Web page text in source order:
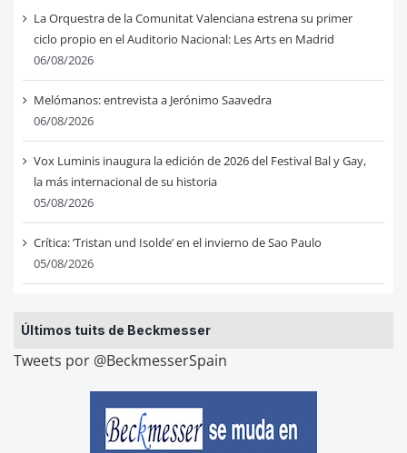
La Orquestra de la Comunitat Valenciana estrena su primer
ciclo propio en el Auditorio Nacional: Les Arts en Madrid
06/08/2026
Melómanos: entrevista a Jerónimo Saavedra
06/08/2026
Vox Luminis inaugura la edición de 2026 del Festival Bal y Gay,
la más internacional de su historia
05/08/2026
Crítica: ‘Tristan und Isolde’ en el invierno de Sao Paulo
05/08/2026
Últimos tuits de Beckmesser
Tweets por @BeckmesserSpain